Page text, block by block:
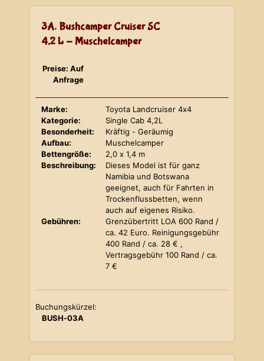
3A. Bushcamper Cruiser SC
4,2 L - Muschelcamper
Preise: Auf
Anfrage
Marke:
Toyota Landcruiser 4x4
Kategorie:
Single Cab 4,2L
Besonderheit:
Kräftig - Geräumig
Aufbau:
Muschelcamper
Bettengröße:
2,0 x 1,4 m
Beschreibung:
Dieses Model ist für ganz
Namibia und Botswana
geeignet, auch für Fahrten in
Trockenflussbetten, wenn
auch auf eigenes Risiko.
Gebühren:
Grenzübertritt LOA 600 Rand /
ca. 42 Euro. Reinigungsgebühr
400 Rand / ca. 28 € ,
Vertragsgebühr 100 Rand / ca.
7 €
Buchungskürzel:
BUSH-03A